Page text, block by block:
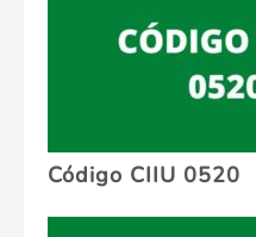
Código CIIU 0520